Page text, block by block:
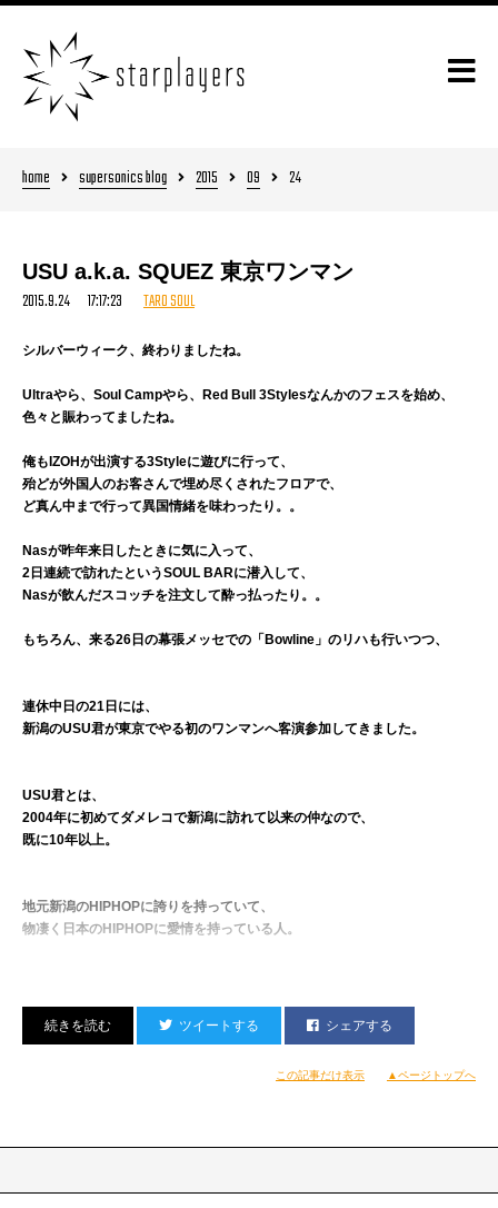
home supersonics blog 2015 09 24
USU a.k.a. SQUEZ 東京ワンマン
2015.9.24 17:17:23 TARO SOUL
シルバーウィーク、終わりましたね。
Ultraやら、Soul Campやら、Red Bull 3Stylesなんかのフェスを始め、
色々と賑わってましたね。
俺もIZOHが出演する3Styleに遊びに行って、
殆どが外国人のお客さんで埋め尽くされたフロアで、
ど真ん中まで行って異国情緒を味わったり。。
Nasが昨年来日したときに気に入って、
2日連続で訪れたというSOUL BARに潜入して、
Nasが飲んだスコッチを注文して酔っ払ったり。。
もちろん、来る26日の幕張メッセでの「Bowline」のリハも行いつつ、
連休中日の21日には、
新潟のUSU君が東京でやる初のワンマンへ客演参加してきました。
USU君とは、
2004年に初めてダメレコで新潟に訪れて以来の仲なので、
既に10年以上。
地元新潟のHIPHOPに誇りを持っていて、
物凄く日本のHIPHOPに愛情を持っている人。
出会った頃からずっと変わらずカッコイイ。
新潟以外での地でのワンマンを見るのは俺も初めて。
会場の渋谷Familyは、USU君が初めて東京でライブしたクラブということ
ツイートする シェアする
この記事だけ表示 ▲ページトップへ